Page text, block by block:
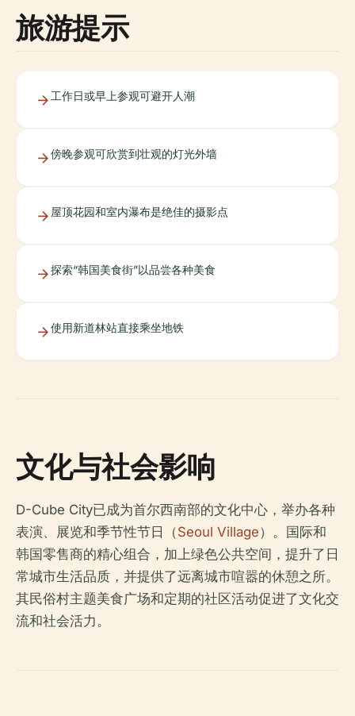
旅游提示
工作日或早上参观可避开人潮
傍晚参观可欣赏到壮观的灯光外墙
屋顶花园和室内瀑布是绝佳的摄影点
探索“韩国美食街”以品尝各种美食
使用新道林站直接乘坐地铁
文化与社会影响
D-Cube City已成为首尔西南部的文化中心，举办各种
表演、展览和季节性节日（Seoul Village）。国际和
韩国零售商的精心组合，加上绿色公共空间，提升了日
常城市生活品质，并提供了远离城市喧嚣的休憩之所。
其民俗村主题美食广场和定期的社区活动促进了文化交
流和社会活力。